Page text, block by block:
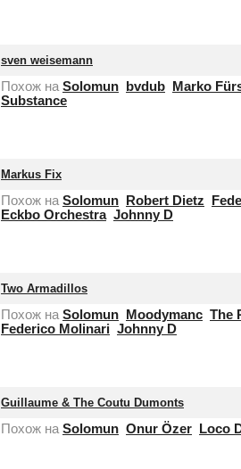
sven weisemann
Похож на Solomun bvdub
Marko
Substance
Markus Fix
Похож на Solomun Robert Dietz
Eckbo Orchestra Johnny D
Two Armadillos
Похож на Solomun Moodymanc The
Federico Molinari Johnny D
Guillaume & The Coutu Dumonts
Похож на Solomun Onur Özer Loco